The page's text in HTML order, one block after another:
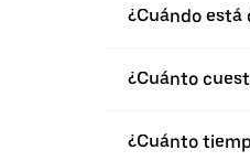
¿Cuándo está
¿Cuánto
¿Cuánto